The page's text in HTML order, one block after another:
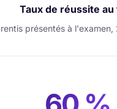
Taux de réussite
présentés à l'examen,